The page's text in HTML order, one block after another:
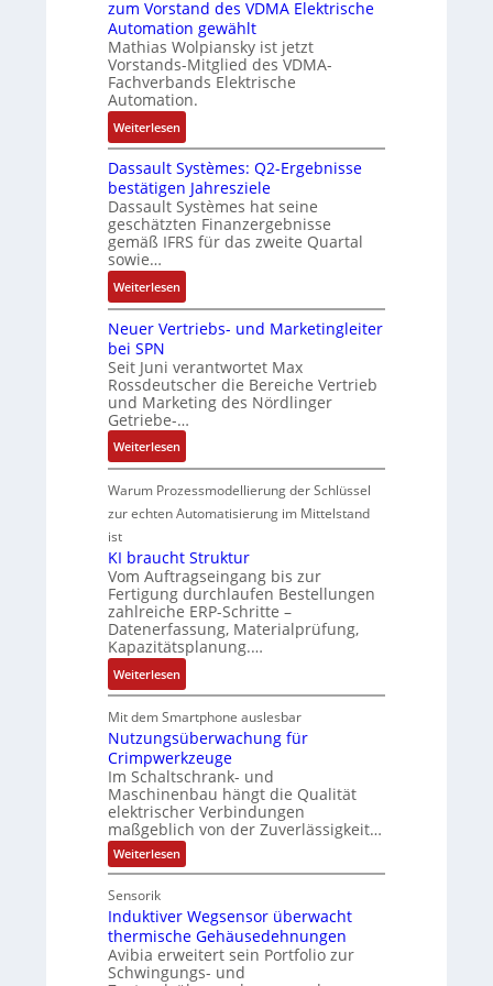
e
n
e
n
-
u
n
d
A
n
l
a
g
n
b
:
P
o
s
i
t
o
m
e
n
t
a
u
f
n
a
h
m
e
,
g
p
r
ä
v
a
r
i
a
b
l
e
S
t
e
u
e
r
u
g
e
L
a
s
e
r
t
i
a
n
g
l
a
t
o
n
s
I
T
-
R
ü
c
k
g
r
a
t
r
F
b
r
i
k
zum Vorstand des VDMA Elektrische
Automation gewählt
Mathias Wolpiansky ist jetzt
Vorstands-Mitglied des VDMA-
Fachverbands Elektrische
Automation.
Weiterlesen:
R
o
s
e
S
y
s
t
e
m
e
c
i
G
s
c
h
ä
f
s
ü
h
r
e
r
z
u
m
o
r
s
t
Dassault Systèmes: Q2-Ergebnisse
bestätigen Jahresziele
Dassault Systèmes hat seine
geschätzten Finanzergebnisse
gemäß IFRS für das zweite Quartal
sowie…
Weiterlesen:
D
a
s
a
u
l
t
S
y
s
è
m
e
s
:
Q
2
E
r
g
e
b
n
s
e
b
e
s
Neuer Vertriebs- und Marketingleiter
bei SPN
Seit Juni verantwortet Max
Rossdeutscher die Bereiche Vertrieb
und Marketing des Nördlinger
Getriebe-…
Weiterlesen:
N
e
u
r
V
e
r
t
r
i
e
b
s
-
u
n
d
M
a
t
i
Warum Prozessmodellierung der Schlüssel
zur echten Automatisierung im Mittelstand
ist
KI braucht Struktur
Vom Auftragseingang bis zur
Fertigung durchlaufen Bestellungen
zahlreiche ERP-Schritte –
Datenerfassung, Materialprüfung,
Kapazitätsplanung.…
Weiterlesen:
K
I
b
r
a
u
c
h
t
u
k
Mit dem Smartphone auslesbar
Nutzungsüberwachung für
Crimpwerkzeuge
Im Schaltschrank- und
Maschinenbau hängt die Qualität
elektrischer Verbindungen
maßgeblich von der Zuverlässigkeit…
Weiterlesen:
N
z
u
n
g
s
Sensorik
Induktiver Wegsensor überwacht
thermische Gehäusedehnungen
Avibia erweitert sein Portfolio zur
Schwingungs- und